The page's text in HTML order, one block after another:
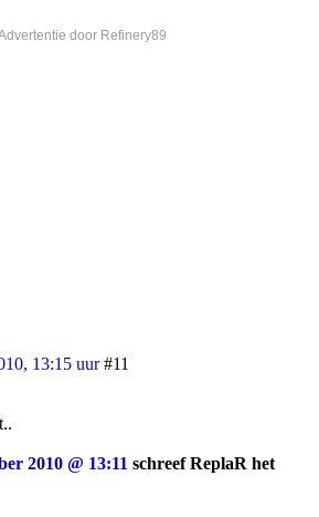
door Refinery89
13:15 uur #11
2010 @ 13:11 schreef ReplaR het